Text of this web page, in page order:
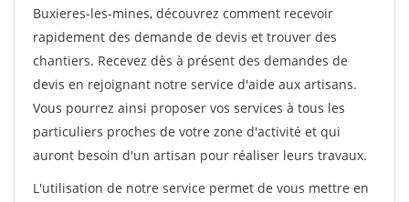
Buxieres-les-mines, découvrez comment recevoir
rapidement des demande de devis et trouver des
chantiers. Recevez dès à présent des demandes de
devis en rejoignant notre service d'aide aux artisans.
Vous pourrez ainsi proposer vos services à tous les
particuliers proches de votre zone d'activité et qui
auront besoin d'un artisan pour réaliser leurs travaux.
L'utilisation de notre service permet de vous mettre en